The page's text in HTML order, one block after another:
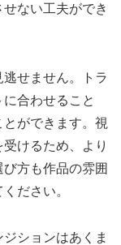
ない工夫ができ
せません。トラ
合わせること
ができます。視
けるため、より
方も作品の雰囲
ださい。
ションはあくま